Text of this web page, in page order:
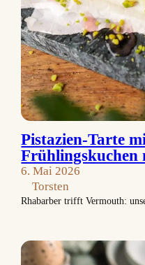
Pistazien-Tarte
Frühlingskuchen
6. Mai 2026
Torsten
Rhabarber trifft Vermouth: